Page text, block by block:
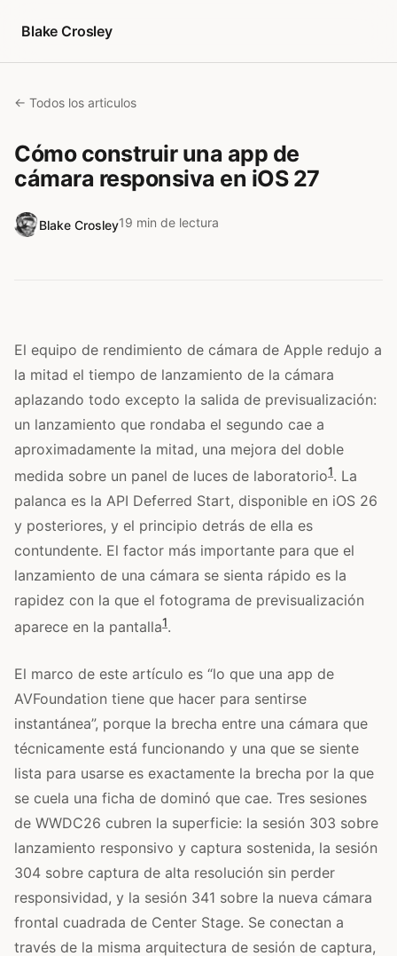
Blake Crosley
← Todos los articulos
Cómo construir una app de
cámara responsiva en iOS 27
Blake Crosley19 min de lectura
El equipo de rendimiento de cámara de Apple redujo a
la mitad el tiempo de lanzamiento de la cámara
aplazando todo excepto la salida de previsualización:
un lanzamiento que rondaba el segundo cae a
aproximadamente la mitad, una mejora del doble
medida sobre un panel de luces de laboratorio1. La
palanca es la API Deferred Start, disponible en iOS 26
y posteriores, y el principio detrás de ella es
contundente. El factor más importante para que el
lanzamiento de una cámara se sienta rápido es la
rapidez con la que el fotograma de previsualización
aparece en la pantalla1.
El marco de este artículo es “lo que una app de
AVFoundation tiene que hacer para sentirse
instantánea”, porque la brecha entre una cámara que
técnicamente está funcionando y una que se siente
lista para usarse es exactamente la brecha por la que
se cuela una ficha de dominó que cae. Tres sesiones
de WWDC26 cubren la superficie: la sesión 303 sobre
lanzamiento responsivo y captura sostenida, la sesión
304 sobre captura de alta resolución sin perder
responsividad, y la sesión 341 sobre la nueva cámara
frontal cuadrada de Center Stage. Se conectan a
través de la misma arquitectura de sesión de captura,